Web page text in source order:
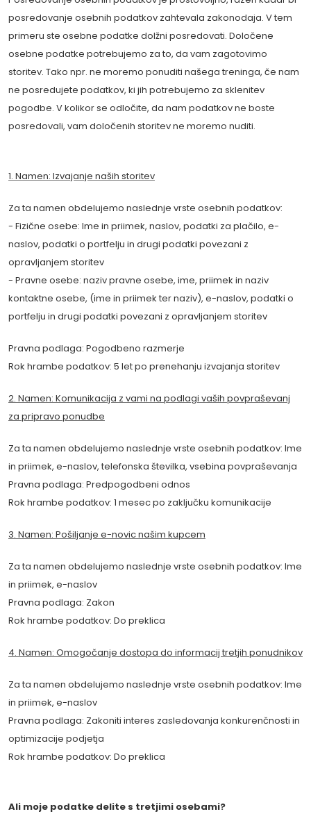
posredovanje osebnih podatkov zahtevala zakonodaja. V tem
primeru ste osebne podatke dolžni posredovati. Določene
osebne podatke potrebujemo za to, da vam zagotovimo
storitev. Tako npr. ne moremo ponuditi našega treninga, če nam
ne posredujete podatkov, ki jih potrebujemo za sklenitev
pogodbe. V kolikor se odločite, da nam podatkov ne boste
posredovali, vam določenih storitev ne moremo nuditi.
1. Namen: Izvajanje naših storitev
Za ta namen obdelujemo naslednje vrste osebnih podatkov:
- Fizične osebe: Ime in priimek, naslov, podatki za plačilo, e-
naslov, podatki o portfelju in drugi podatki povezani z
opravljanjem storitev
- Pravne osebe: naziv pravne osebe, ime, priimek in naziv
kontaktne osebe, (ime in priimek ter naziv), e-naslov, podatki o
portfelju in drugi podatki povezani z opravljanjem storitev
Pravna podlaga: Pogodbeno razmerje
Rok hrambe podatkov: 5 let po prenehanju izvajanja storitev
2. Namen: Komunikacija z vami na podlagi vaših povpraševanj
za pripravo ponudbe
Za ta namen obdelujemo naslednje vrste osebnih podatkov: Ime
in priimek, e-naslov, telefonska številka, vsebina povpraševanja
Pravna podlaga: Predpogodbeni odnos
Rok hrambe podatkov: 1 mesec po zaključku komunikacije
3. Namen: Pošiljanje e-novic našim kupcem
Za ta namen obdelujemo naslednje vrste osebnih podatkov: Ime
in priimek, e-naslov
Pravna podlaga: Zakon
Rok hrambe podatkov: Do preklica
4. Namen: Omogočanje dostopa do informacij tretjih ponudnikov
Za ta namen obdelujemo naslednje vrste osebnih podatkov: Ime
in priimek, e-naslov
Pravna podlaga: Zakoniti interes zasledovanja konkurenčnosti in
optimizacije podjetja
Rok hrambe podatkov: Do preklica
Ali moje podatke delite s tretjimi osebami?